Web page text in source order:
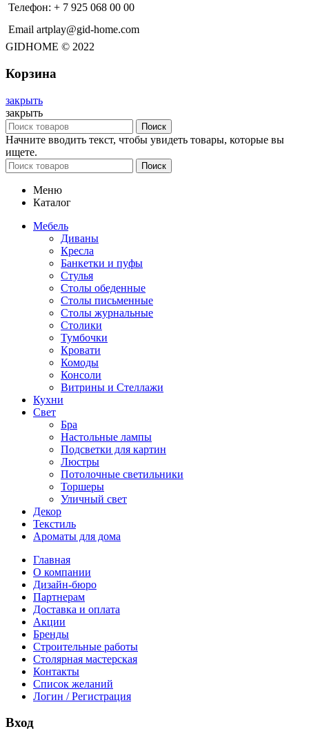
Телефон: + 7 925 068 00 00
Email artplay@gid-home.com
GIDHOME © 2022
Корзина
закрыть
закрыть
Поиск
Начните вводить текст, чтобы увидеть товары, которые вы
ищете.
Поиск
Меню
Каталог
Мебель
Диваны
Кресла
Банкетки и пуфы
Стулья
Столы обеденные
Столы письменные
Столы журнальные
Столики
Тумбочки
Кровати
Комоды
Консоли
Витрины и Стеллажи
Кухни
Свет
Бра
Настольные лампы
Подсветки для картин
Люстры
Потолочные светильники
Торшеры
Уличный свет
Декор
Текстиль
Ароматы для дома
Главная
О компании
Дизайн-бюро
Партнерам
Доставка и оплата
Акции
Бренды
Строительные работы
Столярная мастерская
Контакты
Список желаний
Логин / Регистрация
Вход